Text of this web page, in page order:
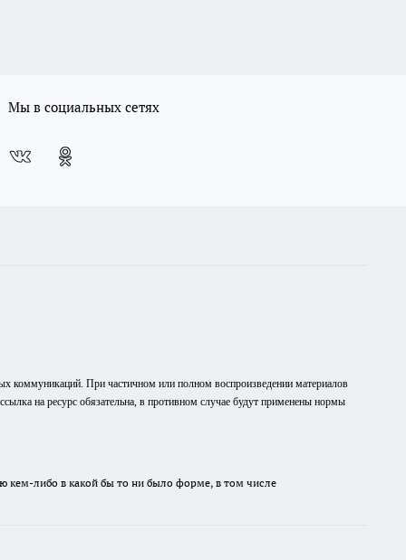
Мы в социальных сетях
коммуникаций. При частичном или полном воспроизведении материалов
на ресурс обязательна, в противном случае будут применены нормы
кем-либо в какой бы то ни было форме, в том числе